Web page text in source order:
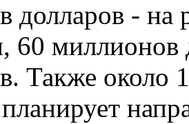
долларов - на
60
Также около